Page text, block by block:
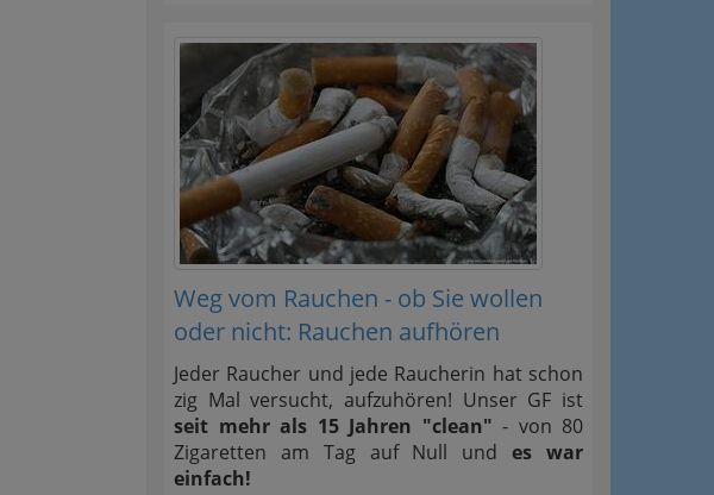
Weg vom Rauchen - ob Sie wollen
oder nicht: Rauchen aufhören
Jeder Raucher und jede Raucherin hat schon
zig Mal versucht, aufzuhören! Unser GF ist
seit mehr als 15 Jahren "clean" - von 80
Zigaretten am Tag auf Null undes war
einfach!